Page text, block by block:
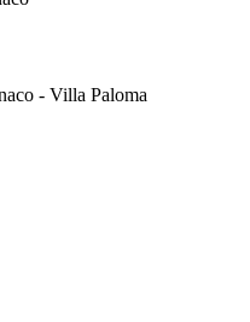
- Villa Paloma